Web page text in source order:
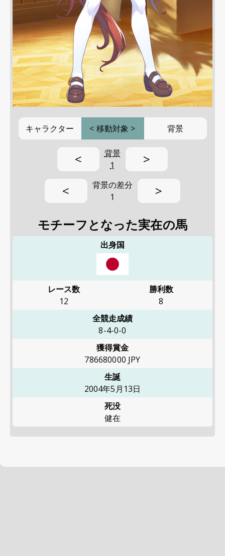
キャラクター < 移動対象 > 背景
<
背景
1
>
<
背景の差分
1
>
モチーフとなった実在の馬
出身国
レース数
12
勝利数
8
全競走成績
8-4-0-0
獲得賞金
786680000 JPY
生誕
2004年5月13日
死没
健在